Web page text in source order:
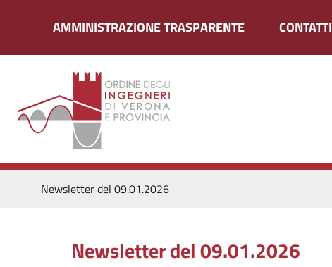
AMMINISTRAZIONE TRASPARENTE CONTATTI
Newsletter del 09.01.2026
Newsletter del 09.01.2026